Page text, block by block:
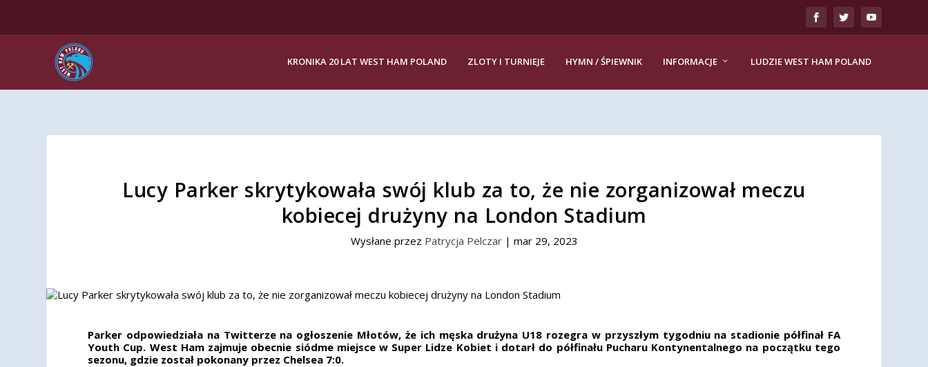
KRONIKA 20 LAT WEST HAM POLAND ZLOTY I TURNIEJE HYMN / ŚPIEWNIK INFORMACJE LUDZIE WEST HAM POLAND
Lucy Parker skrytykowała swój klub za to, że nie zorganizował meczu
kobiecej drużyny na London Stadium
Wysłane przez Patrycja Pelczar| mar 29, 2023
Parker odpowiedziała na Twitterze na ogłoszenie Młotów, że ich męska drużyna U18 rozegra w przyszłym tygodniu na stadionie półfinał FA
Youth Cup. West Ham zajmuje obecnie siódme miejsce w Super Lidze Kobiet i dotarł do półfinału Pucharu Kontynentalnego na początku tego
sezonu, gdzie został pokonany przez Chelsea 7:0.